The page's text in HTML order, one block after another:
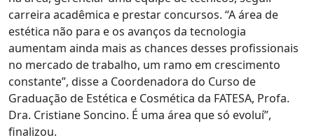
carreira acadêmica e prestar concursos. “A área de
estética não para e os avanços da tecnologia
aumentam ainda mais as chances desses profissionais
no mercado de trabalho, um ramo em crescimento
constante”, disse a Coordenadora do Curso de
Graduação de Estética e Cosmética da FATESA, Profa.
Dra. Cristiane Soncino. É uma área que só evoluí”,
finalizou.